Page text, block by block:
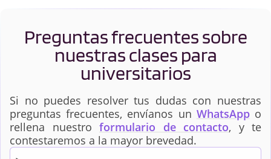
Preguntas frecuentes sobre
nuestras clases para
universitarios
Si no puedes resolver tus dudas con nuestras
preguntas frecuentes, envíanos un WhatsAppo
rellena nuestro formulario de contacto, y te
contestaremos a la mayor brevedad.